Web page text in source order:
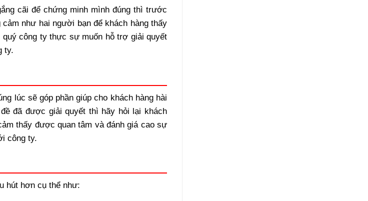
cãi để chứng minh mình đúng thì trước
như hai người bạn để khách hàng thấy
công ty thực sự muốn hỗ trợ giải quyết
ty.
lúc sẽ góp phần giúp cho khách hàng hài
đã được giải quyết thì hãy hỏi lại khách
thấy được quan tâm và đánh giá cao sự
công ty.
hút hơn cụ thể như: